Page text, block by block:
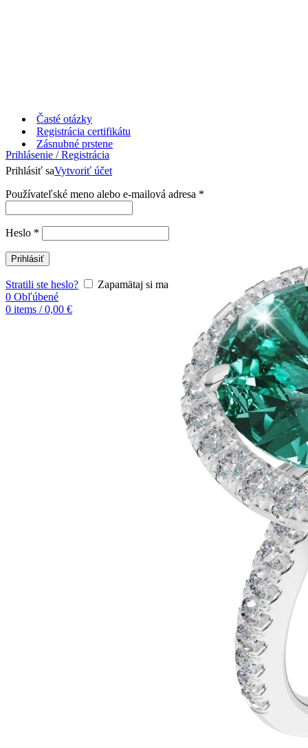
Časté otázky
Registrácia certifikátu
Prihlásenie / Registrácia
Prihlásiť saVytvoriť účet
Používateľské meno alebo e-mailová adresa *
Heslo *
Prihlásiť
Stratili ste heslo?
Zapamätaj si ma
0 Obľúbené
0 items / 0,00 €
Zásnubné prstene